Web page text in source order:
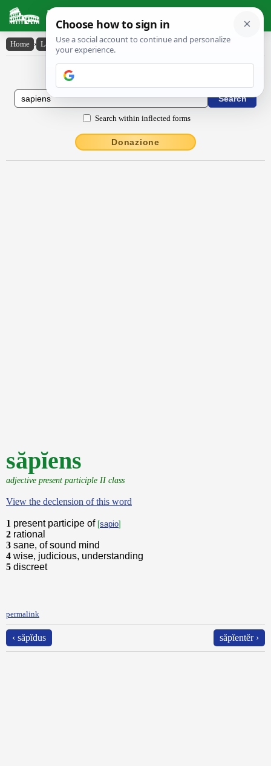
Latin Dictionary
Home › Latin-English › săpĭens
Latin to English Dictionary
Search within inflected forms
Donazione
săpĭens
adjective present participle II class
View the declension of this word
1 present participe of [sapio]
2 rational
3 sane, of sound mind
4 wise, judicious, understanding
5 discreet
permalink
‹ săpĭdus săpĭentĕr ›